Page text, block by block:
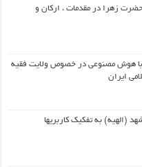
حضرت زهرا در مقدمات ، ارکان و
هوش مصنوعی در خصوص ولایت فقیه
ایران